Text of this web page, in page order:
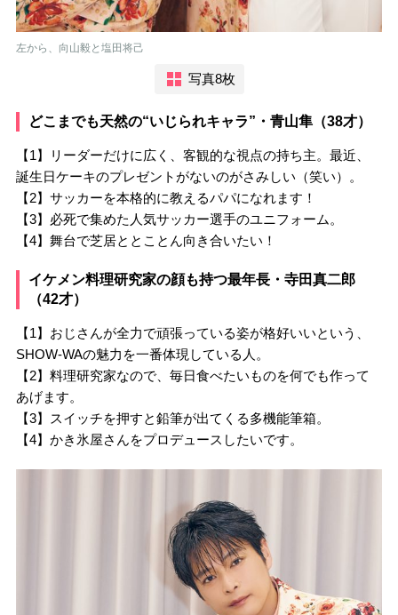
左から、向山毅と塩田将己
写真8枚
どこまでも天然の“いじられキャラ”・青山隼（38才）
【1】リーダーだけに広く、客観的な視点の持ち主。最近、
誕生日ケーキのプレゼントがないのがさみしい（笑い）。
【2】サッカーを本格的に教えるパパになれます！
【3】必死で集めた人気サッカー選手のユニフォーム。
【4】舞台で芝居ととことん向き合いたい！
イケメン料理研究家の顔も持つ最年長・寺田真二郎
（42才）
【1】おじさんが全力で頑張っている姿が格好いいという、
SHOW-WAの魅力を一番体現している人。
【2】料理研究家なので、毎日食べたいものを何でも作って
あげます。
【3】スイッチを押すと鉛筆が出てくる多機能筆箱。
【4】かき氷屋さんをプロデュースしたいです。